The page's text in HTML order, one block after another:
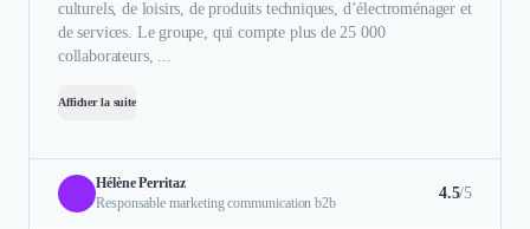
culturels, de loisirs, de produits techniques, d’électroménager et
de services. Le groupe, qui compte plus de 25 000
collaborateurs, ...
Afficher la suite
Hélène Perritaz
Responsable marketing communication b2b
4.5/5